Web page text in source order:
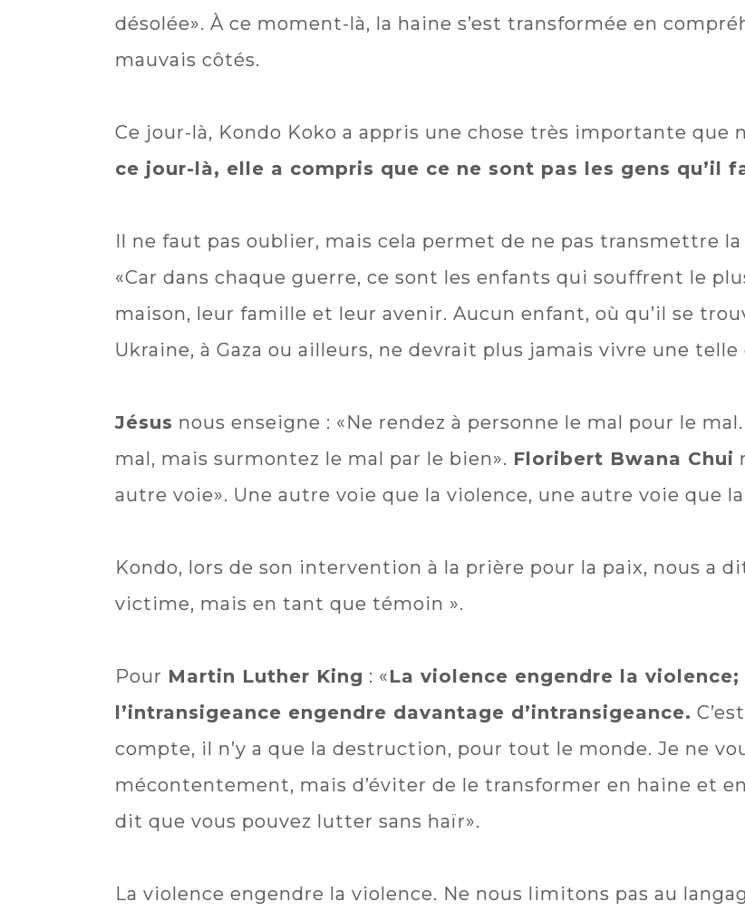
désolée». À ce moment-là, la haine s’est transformée en
mauvais côtés.
Ce jour-là, Kondo Koko a appris une chose très importante que
ce jour-là, elle a compris que ce ne sont pas les gens qu’il
Il ne faut pas oublier, mais cela permet de ne pas transmettre
«Car dans chaque guerre, ce sont les enfants qui souffrent le
maison, leur famille et leur avenir. Aucun enfant, où qu’il se
Ukraine, à Gaza ou ailleurs, ne devrait plus jamais vivre une telle
Jésus nous enseigne : «Ne rendez à personne le mal pour le
mal, mais surmontez le mal par le bien». Floribert Bwana Chui
autre voie». Une autre voie que la violence, une autre voie que
Kondo, lors de son intervention à la prière pour la paix, nous a
victime, mais en tant que témoin ».
Pour Martin Luther King : «La violence engendre la
l’intransigeance engendre davantage d’intransigeance.
compte, il n’y a que la destruction, pour tout le monde. Je ne
mécontentement, mais d’éviter de le transformer en haine et
dit que vous pouvez lutter sans haïr».
La violence engendre la violence. Ne nous limitons pas au